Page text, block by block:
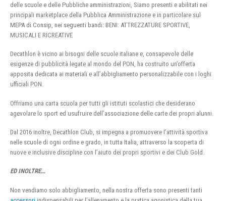
delle scuole e delle Pubbliche amministrazioni, Siamo presenti e abilitati nei
principali marketplace della Pubblica Amministrazione e in particolare sul
MEPA di Consip, nei seguenti bandi: BENI: ATTREZZATURE SPORTIVE,
MUSICALI E RICREATIVE
Decathlon è vicino ai bisogni delle scuole italiane e, consapevole delle
esigenze di pubblicità legate al mondo del PON, ha costruito un’offerta
apposita dedicata ai materiali e all’abbigliamento personalizzabile con i loghi
ufficiali PON.
Offriamo una carta scuola per tutti gli istituti scolastici che desiderano
agevolare lo sport ed usufruire dell’associazione delle carte dei propri alunni.
Dal 2016 inoltre, Decathlon Club, si impegna a promuovere l’attività sportiva
nelle scuole di ogni ordine e grado, in tutta Italia, attraverso la scoperta di
nuove e inclusive discipline con l’aiuto dei propri sportivi e dei Club Gold.
ED INOLTRE…
Non vendiamo solo abbigliamento, nella nostra offerta sono presenti tanti